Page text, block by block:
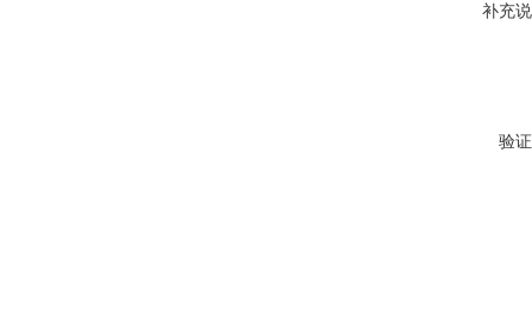
补充
验